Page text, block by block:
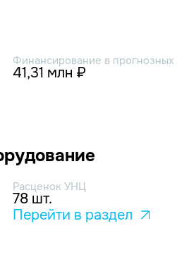
Финансирование в прогнозных
41,31 млн ₽
Расценок УНЦ
78 шт.
Перейти в раздел